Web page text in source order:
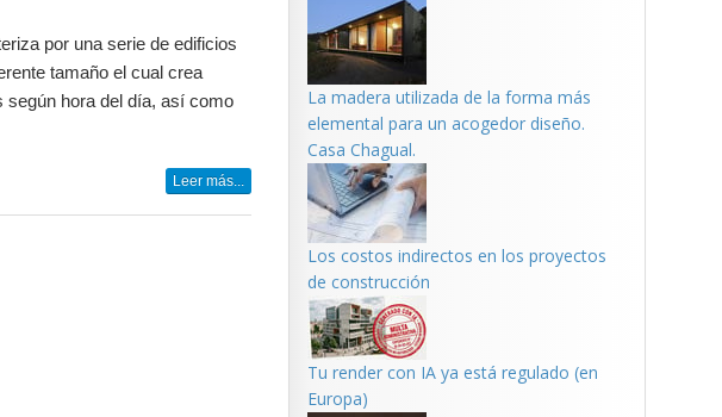
por una serie de edificios
tamaño el cual crea
según hora del día, así como
Leer más...
La madera utilizada de la forma más
elemental para un acogedor diseño.
Casa Chagual.
Los costos indirectos en los proyectos
de construcción
Tu render con IA ya está regulado (en
Europa)